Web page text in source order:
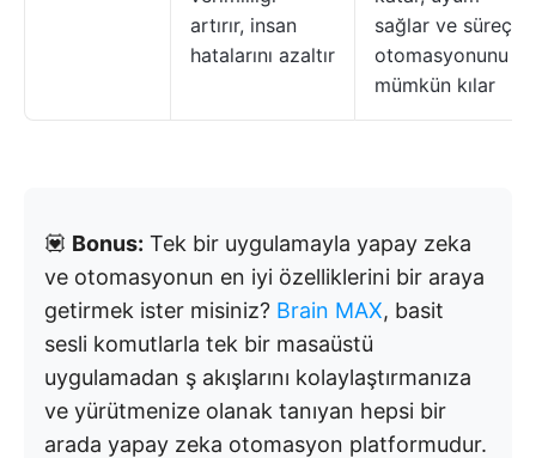
artırır, insan
hatalarını azaltır
sağlar ve süreç
otomasyonunu
mümkün kılar
💟 Bonus: Tek bir uygulamayla yapay zeka
ve otomasyonun en iyi özelliklerini bir araya
getirmek ister misiniz? Brain MAX, basit
sesli komutlarla tek bir masaüstü
uygulamadan ş akışlarını kolaylaştırmanıza
ve yürütmenize olanak tanıyan hepsi bir
arada yapay zeka otomasyon platformudur.